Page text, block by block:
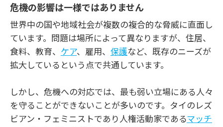
危機の影響は一様ではありません
世界中の国や地域社会が複数の複合的な脅威に直面し
ています。問題は場所によって異なりますが、住居、
食料、教育、 ケア、雇用、 保護など、既存のニーズが
拡大しているという点で共通しています。
しかし、危機への対応では、最も弱い立場にある人々
を守ることができないことが多いのです。タイのレズ
ビアン・フェミニストであり人権活動家であるマッチ